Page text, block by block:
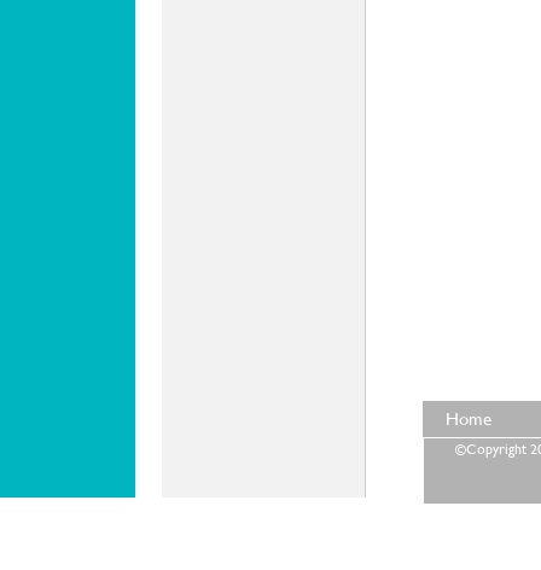
Home
©Copyright